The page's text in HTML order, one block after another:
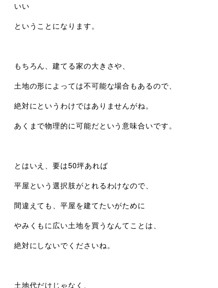
いい
ということになります。
もちろん、建てる家の大きさや、
土地の形によっては不可能な場合もあるので、
絶対にというわけではありませんがね。
あくまで物理的に可能だという意味合いです。
とはいえ、要は50坪あれば
平屋という選択肢がとれるわけなので、
間違えても、平屋を建てたいがために
やみくもに広い土地を買うなんてことは、
絶対にしないでくださいね。
土地代だけじゃなく、